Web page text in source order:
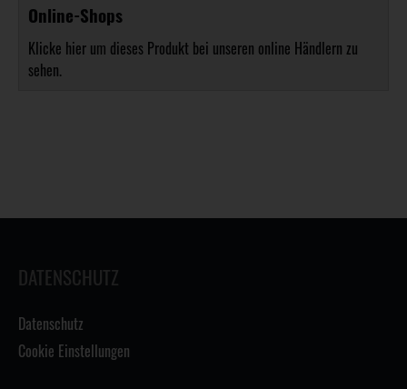
Online-Shops
Klicke hier um dieses Produkt bei unseren online Händlern zu
sehen.
DATENSCHUTZ
Datenschutz
Cookie Einstellungen